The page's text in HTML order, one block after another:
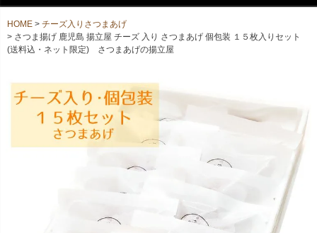
HOME
チーズ入りさつまあげ
さつま揚げ 鹿児島 揚立屋 チーズ 入り さつまあげ 個包装 １５枚入りセット
(送料込・ネット限定) さつまあげの揚立屋